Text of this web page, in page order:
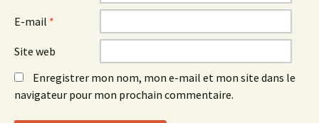
E-mail *
Site web
Enregistrer mon nom, mon e-mail et mon site dans le
navigateur pour mon prochain commentaire.